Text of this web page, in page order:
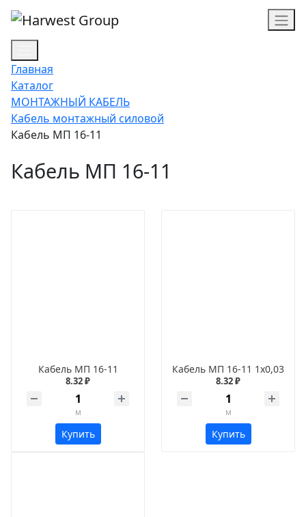
Главная
Каталог
МОНТАЖНЫЙ КАБЕЛЬ
Кабель монтажный силовой
Кабель МП 16-11
Кабель МП 16-11
Кабель МП 16-11
8.32 ₽
м
Купить
Кабель МП 16-11 1х0,03
8.32 ₽
м
Купить